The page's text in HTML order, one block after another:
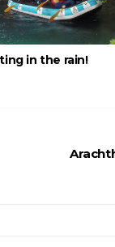
in the rain!